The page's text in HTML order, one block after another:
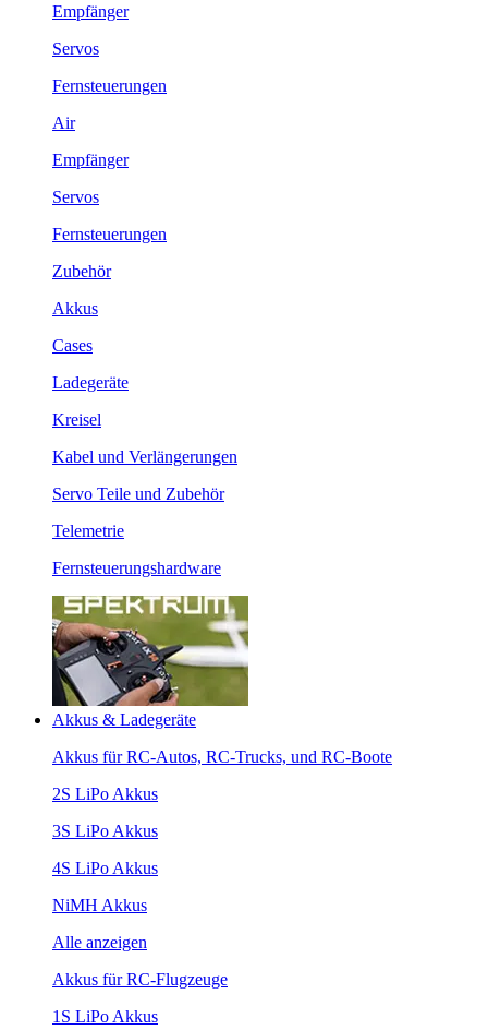
Empfänger
Servos
Fernsteuerungen
Air
Empfänger
Servos
Fernsteuerungen
Zubehör
Akkus
Cases
Ladegeräte
Kreisel
Kabel und Verlängerungen
Servo Teile und Zubehör
Telemetrie
Fernsteuerungshardware
Akkus & Ladegeräte
Akkus für RC-Autos, RC-Trucks, und RC-Boote
2S LiPo Akkus
3S LiPo Akkus
4S LiPo Akkus
NiMH Akkus
Alle anzeigen
Akkus für RC-Flugzeuge
1S LiPo Akkus